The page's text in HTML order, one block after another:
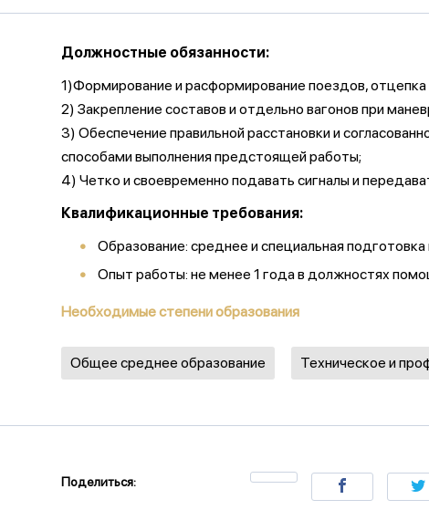
Должностные обязанности:
1)Формирование и расформирование поездов, отцепка
2) Закрепление составов и отдельно вагонов при
3) Обеспечение правильной расстановки и
способами выполнения предстоящей работы;
4) Четко и своевременно подавать сигналы и
Квалификационные требования:
Образование: среднее и специальная
Опыт работы: не менее 1 года в должностях
Необходимые степени образования
Общее среднее образование Техническое и
Поделиться: